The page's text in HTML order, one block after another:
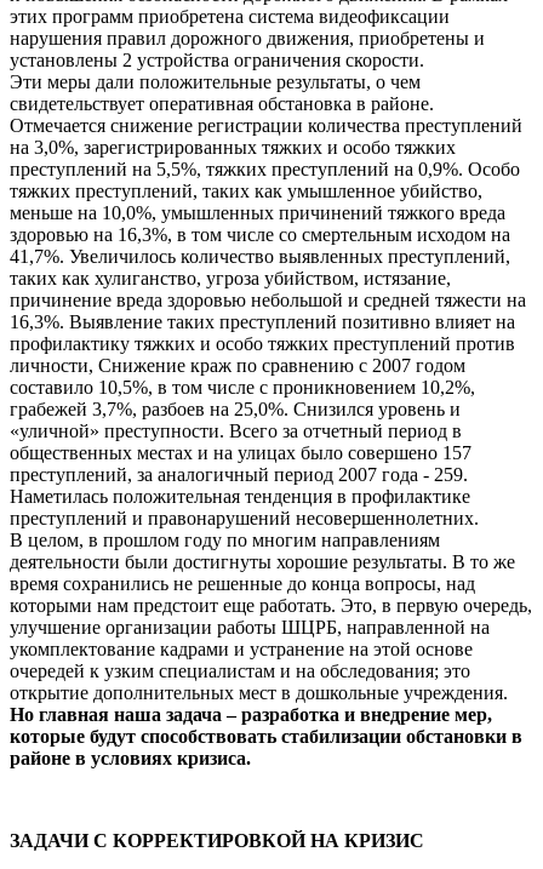
этих программ приобретена система видеофиксации
нарушения правил дорожного движения, приобретены и
установлены 2 устройства ограничения скорости.
Эти меры дали положительные результаты, о чем
свидетельствует оперативная обстановка в районе.
Отмечается снижение регистрации количества преступлений
на 3,0%, зарегистрированных тяжких и особо тяжких
преступлений на 5,5%, тяжких преступлений на 0,9%. Особо
тяжких преступлений, таких как умышленное убийство,
меньше на 10,0%, умышленных причинений тяжкого вреда
здоровью на 16,3%, в том числе со смертельным исходом на
41,7%. Увеличилось количество выявленных преступлений,
таких как хулиганство, угроза убийством, истязание,
причинение вреда здоровью небольшой и средней тяжести на
16,3%. Выявление таких преступлений позитивно влияет на
профилактику тяжких и особо тяжких преступлений против
личности, Снижение краж по сравнению с 2007 годом
составило 10,5%, в том числе с проникновением 10,2%,
грабежей 3,7%, разбоев на 25,0%. Снизился уровень и
«уличной» преступности. Всего за отчетный период в
общественных местах и на улицах было совершено 157
преступлений, за аналогичный период 2007 года - 259.
Наметилась положительная тенденция в профилактике
преступлений и правонарушений несовершеннолетних.
В целом, в прошлом году по многим направлениям
деятельности были достигнуты хорошие результаты. В то же
время сохранились не решенные до конца вопросы, над
которыми нам предстоит еще работать. Это, в первую очередь,
улучшение организации работы ШЦРБ, направленной на
укомплектование кадрами и устранение на этой основе
очередей к узким специалистам и на обследования; это
открытие дополнительных мест в дошкольные учреждения.
Но главная наша задача – разработка и внедрение мер,
которые будут способствовать стабилизации обстановки в
районе в условиях кризиса.
ЗАДАЧИ С КОРРЕКТИРОВКОЙ НА КРИЗИС